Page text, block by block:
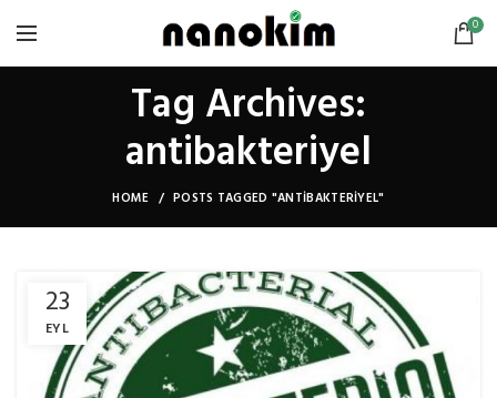
0
Tag Archives:
antibakteriyel
HOME POSTS TAGGED "ANTIBAKTERIYEL"
23
EYL